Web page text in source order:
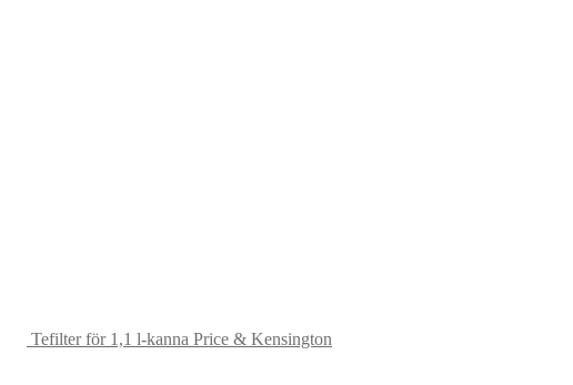
Tefilter för 1,1 l-kanna Price & Kensington